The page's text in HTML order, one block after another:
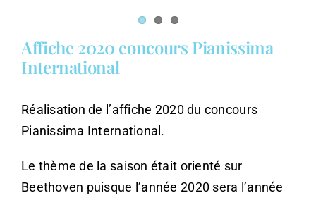
Affiche 2020 concours Pianissima
International
Réalisation de l’affiche 2020 du concours
Pianissima International.
Le thème de la saison était orienté sur
Beethoven puisque l’année 2020 sera l’année